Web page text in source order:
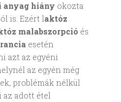
hiány okozta
is. Ezért laktóz
malabszorpció és
esetén
azt az egyéni
az egyén még
problémák nélkül
az adott étel